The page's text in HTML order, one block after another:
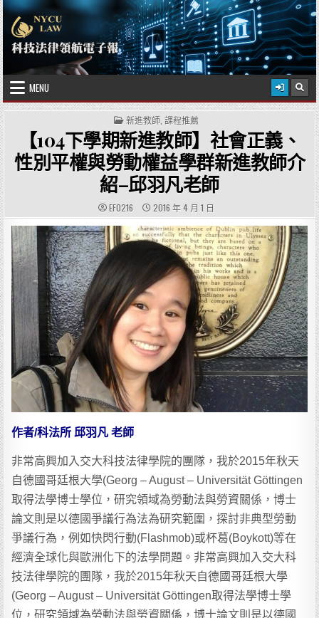
Skip to content 2026 年 8 月 8 日
國立陽明交通大學科技法律學院
MENU
POSTED IN
新進教師, 課程推薦
【104下學期新進教師】社會正義、
性別平權與勞動權益學群新進教師介
紹–邱羽凡老師
AUTHOR:
EF0216 PUBLISHED DATE:
2016 年 4 月 1 日
作者/科法所 邱羽凡 老師
非常高興加入交大科技法律學院的團隊，我於2015年秋天
自德國哥廷根大學(Georg – August – Universität Göttingen
取得法學博士學位，研究領域為勞動法與勞資關係，博士
論文則是以德國爭議行為法為研究範圍，探討非典型勞動
爭議行為，例如快閃行動(Flashmob)或杯葛(Boykott)等在
經濟全球化與歐洲化下的法學問題。非常高興加入交大科
技法律學院的團隊，我於2015年秋天自德國哥廷根大學
(Georg – August – Universität Göttingen取得法學博士學
位，研究領域為勞動法與勞資關係，博士論文則是以德國